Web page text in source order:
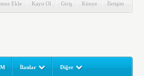
Ekle Kayıt Ol Giriş Künye İletişim
İlanlar Diğer